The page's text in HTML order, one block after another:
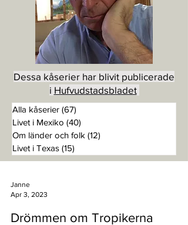
Dessa kåserier har blivit publicerade
i Hufvudstadsbladet
Alla kåserier (67)
Livet i Mexiko (40)
Om länder och folk (12)
Livet i Texas (15)
Janne
Apr 3, 2023
Drömmen om Tropikerna